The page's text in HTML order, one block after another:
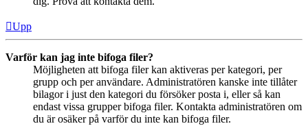
Upp
Varför kan jag inte bifoga filer?
Möjligheten att bifoga filer kan aktiveras per kategori, per
grupp och per användare. Administratören kanske inte tillåter
bilagor i just den kategori du försöker posta i, eller så kan
endast vissa grupper bifoga filer. Kontakta administratören om
du är osäker på varför du inte kan bifoga filer.